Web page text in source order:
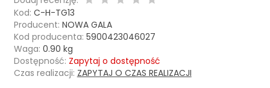
Kod: C-H-TG13
Producent: NOWA GALA
Kod producenta: 5900423046027
Waga: 0.90 kg
Dostępność: Zapytaj o dostępność
Czas realizacji: ZAPYTAJ O CZAS REALIZACJI